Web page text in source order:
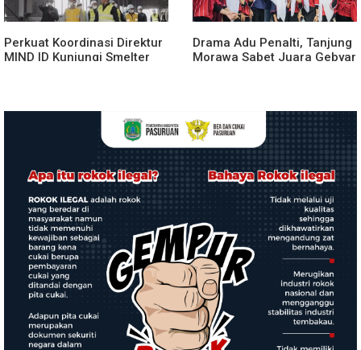
Perkuat Koordinasi Direktur
MIND ID Kunjungi Smelter
Drama Adu Penalti, Tanjung
Morawa Sabet Juara Gebyar